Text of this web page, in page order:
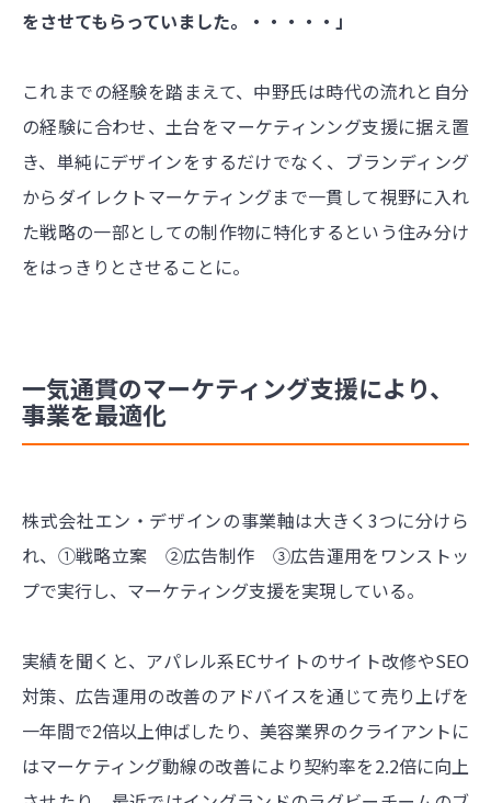
をさせてもらっていました。・・・・・」
これまでの経験を踏まえて、中野氏は時代の流れと自分
の経験に合わせ、土台をマーケティンング支援に据え置
き、単純にデザインをするだけでなく、ブランディング
からダイレクトマーケティングまで一貫して視野に入れ
た戦略の一部としての制作物に特化するという住み分け
をはっきりとさせることに。
一気通貫のマーケティング支援により、
事業を最適化
株式会社エン・デザインの事業軸は大きく3つに分けら
れ、①戦略立案 ②広告制作 ③広告運用をワンストッ
プで実行し、マーケティング支援を実現している。
実績を聞くと、アパレル系ECサイトのサイト改修やSEO
対策、広告運用の改善のアドバイスを通じて売り上げを
一年間で2倍以上伸ばしたり、美容業界のクライアントに
はマーケティング動線の改善により契約率を2.2倍に向上